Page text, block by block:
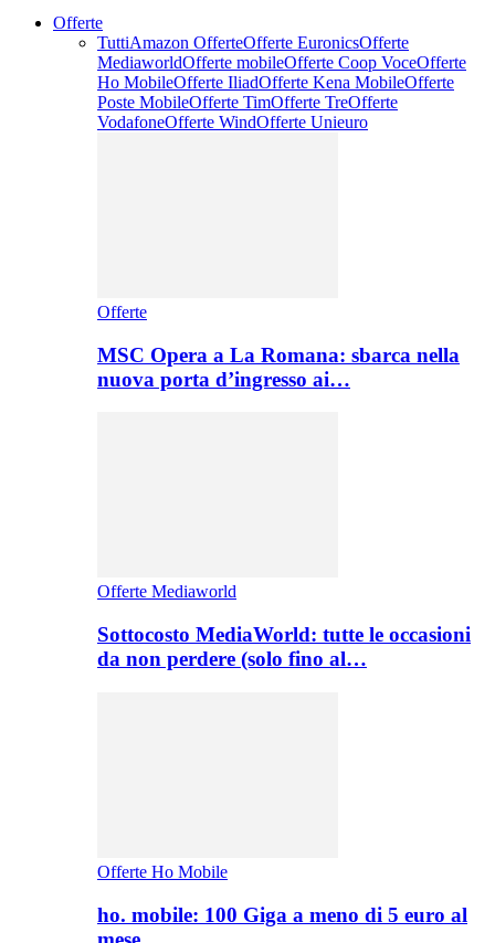
Offerte
TuttiAmazon OfferteOfferte EuronicsOfferte
MediaworldOfferte mobileOfferte Coop VoceOfferte
Ho MobileOfferte IliadOfferte Kena MobileOfferte
Poste MobileOfferte TimOfferte TreOfferte
VodafoneOfferte WindOfferte Unieuro
Offerte
MSC Opera a La Romana: sbarca nella
nuova porta d’ingresso ai…
Offerte Mediaworld
Sottocosto MediaWorld: tutte le occasioni
da non perdere (solo fino al…
Offerte Ho Mobile
ho. mobile: 100 Giga a meno di 5 euro al